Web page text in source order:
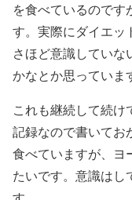
を食べているのです
す。実際にダイエッ
さほど意識してい
かなとか思っていま
これも継続して続け
記録なので書いてお
食べていますが、ヨ
たいです。意識はし